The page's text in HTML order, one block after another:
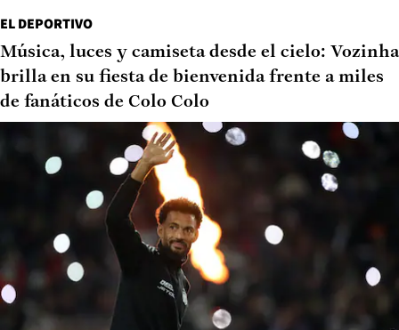
EL DEPORTIVO
Música, luces y camiseta desde el cielo: Vozinha
brilla en su fiesta de bienvenida frente a miles
de fanáticos de Colo Colo